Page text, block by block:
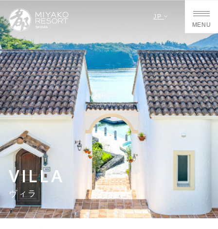
JP
MENU
VILLA
ヴィラ